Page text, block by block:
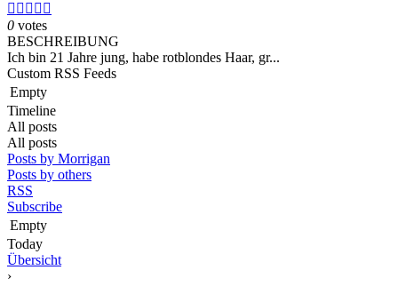
    
0 votes
BESCHREIBUNG
Ich bin 21 Jahre jung, habe rotblondes Haar, gr...
Custom RSS Feeds
Empty
Timeline
All posts
All posts
Posts by Morrigan
Posts by others
RSS
Subscribe
Empty
Today
Übersicht
›